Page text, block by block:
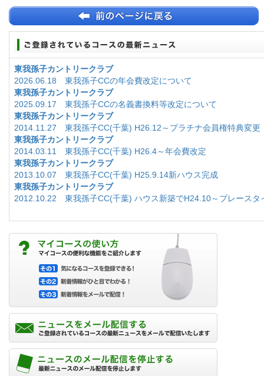
東我孫子カントリークラブ
2026.06.18 東我孫子CCの年会費改定について
東我孫子カントリークラブ
2025.09.17 東我孫子CCの名義書換料等改定について
東我孫子カントリークラブ
2014.11.27 東我孫子CC(千葉) H26.12～プラチナ会員権特典変更
東我孫子カントリークラブ
2014.03.11 東我孫子CC(千葉) H26.4～年会費改定
東我孫子カントリークラブ
2013.10.07 東我孫子CC(千葉) H25.9.14新ハウス完成
東我孫子カントリークラブ
2012.10.22 東我孫子CC(千葉) ハウス新築でH24.10～プレースタ